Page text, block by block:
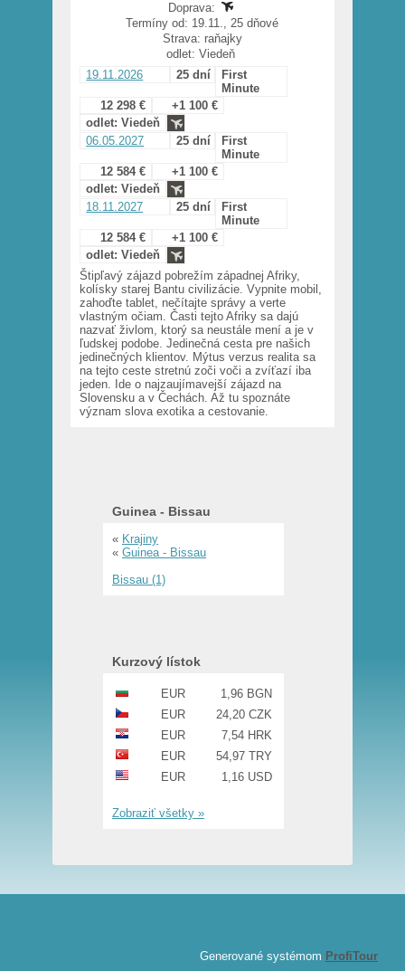
Doprava:
Termíny od: 19.11., 25 dňové
Strava: raňajky
odlet: Viedeň
19.11.2026
25 dní
First
Minute
12 298 €
+1 100 €
odlet: Viedeň
06.05.2027
25 dní
First
Minute
12 584 €
+1 100 €
odlet: Viedeň
18.11.2027
25 dní
First
Minute
12 584 €
+1 100 €
odlet: Viedeň
Štipľavý zájazd pobrežím západnej Afriky,
kolísky starej Bantu civilizácie. Vypnite mobil,
zahoďte tablet, nečítajte správy a verte
vlastným očiam. Časti tejto Afriky sa dajú
nazvať živlom, ktorý sa neustále mení a je v
ľudskej podobe. Jedinečná cesta pre našich
jedinečných klientov. Mýtus verzus realita sa
na tejto ceste stretnú zoči voči a zvíťazí iba
jeden. Ide o najzaujímavejší zájazd na
Slovensku a v Čechách. Až tu spoznáte
význam slova exotika a cestovanie.
Guinea - Bissau
« Krajiny
« Guinea - Bissau
Bissau (1)
Kurzový lístok
EUR
1,96 BGN
EUR
24,20 CZK
EUR
7,54 HRK
EUR
54,97 TRY
EUR
1,16 USD
Zobraziť všetky »
Generované systémom ProfiTour